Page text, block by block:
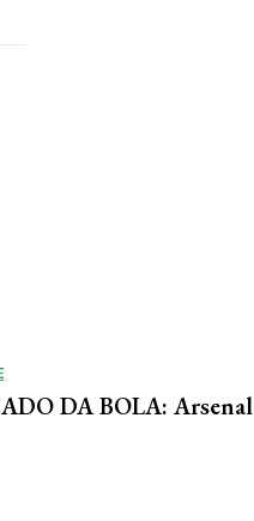
DA BOLA: Arsenal